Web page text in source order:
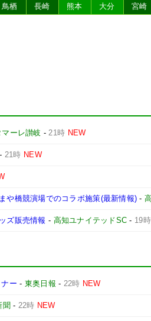
鳥栖 長崎 熊本 大分 宮崎
マーレ讃岐 -21時 NEW
- 21時 NEW
や橋競演場でのコラボ施策(最新情報) -
ズ販売情報 - 高知ユナイテッドSC - 19時
ー - 東奥日報 - 22時 NEW
聞 - 22時 NEW